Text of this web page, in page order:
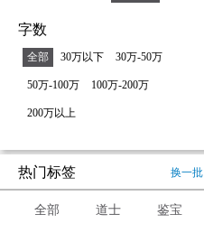
字数
全部 30万以下 30万-50万
50万-100万 100万-200万
200万以上
热门标签 换一批
全部 道士 鉴宝